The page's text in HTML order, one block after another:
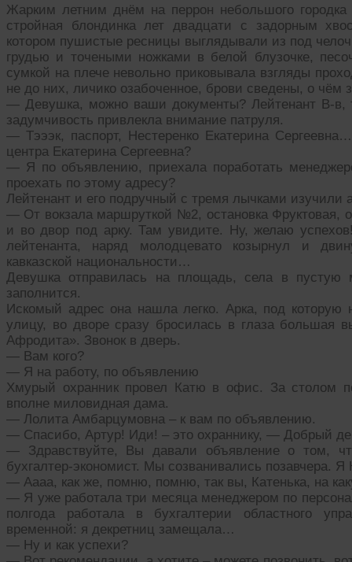
Жарким летним днём на перрон небольшого
стройная блондинка лет двадцати с задорным
котором пушистые ресницы выглядывали из под
грудью и точеными ножками в белой блузочке,
сумкой на плече невольно приковывала взгляды
не до них, личико озабоченное, брови сведены, о
— Девушка, можно ваши документы? Лейтенант В-в,
задумчивость привлекла внимание патруля.
— Тэээк, паспорт, Нестеренко Екатерина
центра Екатерина Сергеевна?
— Я по объявлению, приехала поработать
проехать по этому адресу?
Лейтенант и его подручный с тремя лычками изучили
— От вокзала маршруткой №2, остановка Фруктовая,
и во двор под арку. Там увидите. Ну, желаю
лейтенанта, наряд молодцевато козырнул и
кавказской национальности…
Девушка отправилась на площадь, села в пустую
заполнится.
Искомый адрес она нашла легко. Арка, под
улицу, во дворе сразу бросилась в глаза большая
Афродита». Звонок в дверь.
— Вам кого?
— Я на работу, по объявлению
Хмурый охранник провел Катю в офис. За столом
вполне миловидная дама.
— Лолита Амбарцумовна – к вам по объявлению.
— Спасибо, Артур! Иди! – это охраннику, — Добрый
— Здравствуйте, Вы давали объявление о том,
бухгалтер-экономист. Мы созванивались позавчера. Я
— Аааа, как же, помню, помню, так вы, Катенька, на
— Я уже работала три месяца менеджером по
полгода работала в бухгалтерии областного
временной: я декретниц замещала…
— Ну и как успехи?